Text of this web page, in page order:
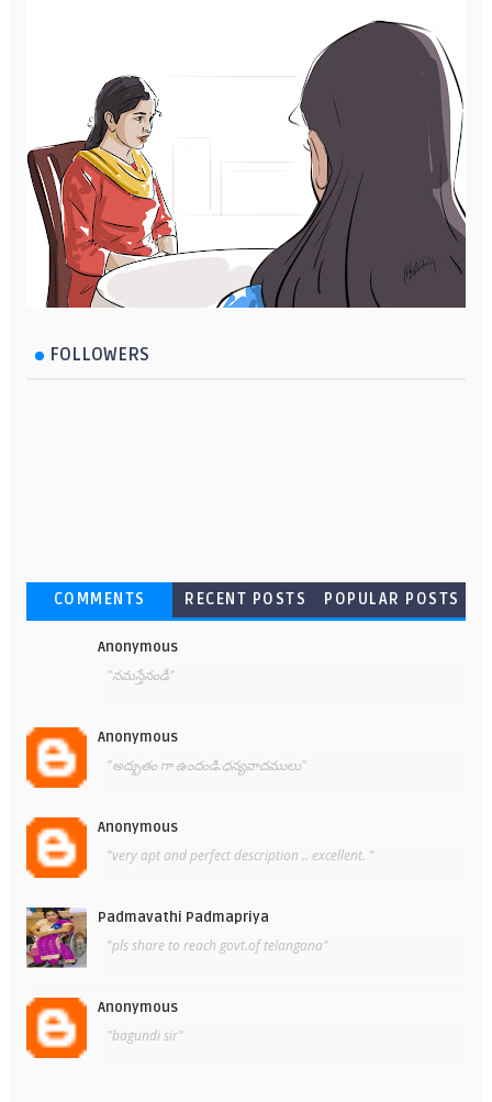
FOLLOWERS
COMMENTS RECENT POSTS POPULAR POSTS
Anonymous
"నమస్తేనండీ"
Anonymous
"అద్భుతం గా ఉందండి.ధన్యవాదములు"
Anonymous
"very apt and perfect description .. excellent. "
Padmavathi Padmapriya
"pls share to reach govt.of telangana"
Anonymous
"bagundi sir"